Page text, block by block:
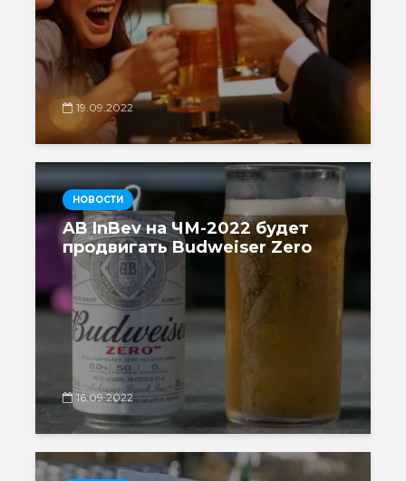
19.09.2022
НОВОСТИ
AB InBev на ЧМ-2022 будет
продвигать Budweiser Zero
16.09.2022